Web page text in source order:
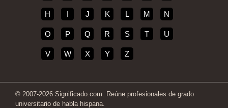
H I J K L M N
O P Q R S T U
V W X Y Z
© 2007-2026 Significado.com. Reúne profesionales de grado
universitario de habla hispana.